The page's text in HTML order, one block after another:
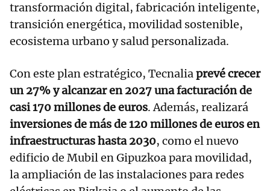
transformación digital, fabricación inteligente,
transición energética, movilidad sostenible,
ecosistema urbano y salud personalizada.
Con este plan estratégico, Tecnaliaprevé crecer
un 27% y alcanzar en 2027 una facturación de
casi 170 millones de euros. Además, realizará
inversiones de más de 120 millones de euros en
infraestructuras hasta 2030, como el nuevo
edificio de Mubil en Gipuzkoa para movilidad,
la ampliación de las instalaciones para redes